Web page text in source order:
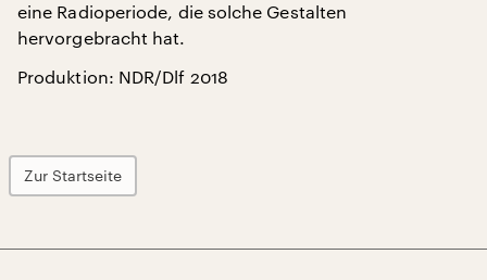
eine Radioperiode, die solche Gestalten
hervorgebracht hat.
Produktion: NDR/Dlf 2018
Zur Startseite